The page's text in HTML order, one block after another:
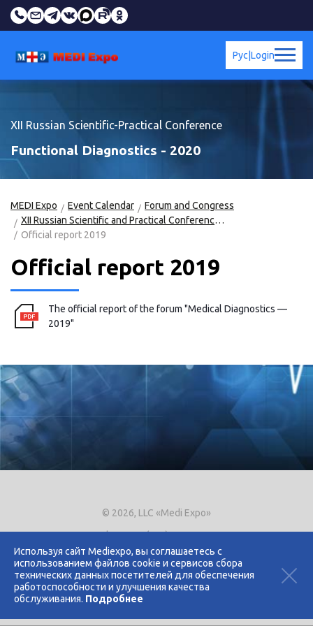
Используя сайт Mediexpo, вы соглашаетесь с
использованием файлов cookie и сервисов сбора
технических данных посетителей для обеспечения
работоспособности и улучшения качества
обслуживания. Подробнее
Login
Рус
XII Russian Scientific-Practical Conference
Functional Diagnostics - 2020
MEDI Expo Event Calendar
Forum and Congress
XII Russian Scientific and Practical Conference"Functional Diagnostics - 2020"
Official report 2019
Official report 2019
The official report of the forum "Medical Diagnostics —
2019"
© 2026, LLC «Medi Expo»
Phone.+7 (495) 721-8866
E-mail:expo@mediexpo.ru
Контакты
Политика использования cookies
Политика конфиденциальности